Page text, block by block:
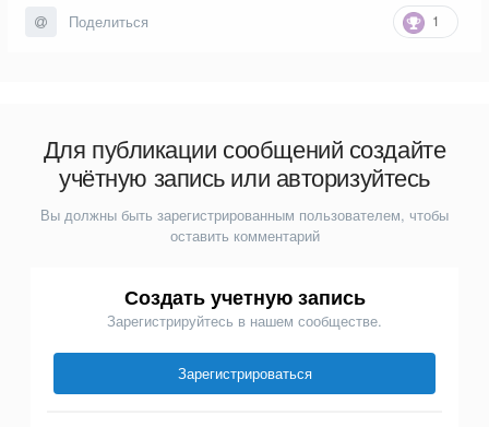
1
Поделиться
Для публикации сообщений создайте
учётную запись или авторизуйтесь
Вы должны быть зарегистрированным пользователем, чтобы
оставить комментарий
Создать учетную запись
Зарегистрируйтесь в нашем сообществе.
Зарегистрироваться